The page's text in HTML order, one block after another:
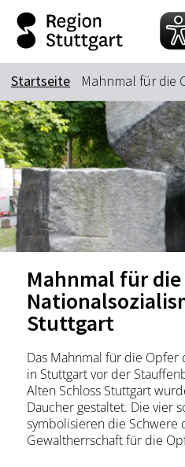
Suchbegriff
Das könnte Sie
Stadtführungen
Citytour
Erlebnisse
Wein
Kultur
Startseite Mahnmal für die
Mahnmal für
Stuttgart
Das Mahnmal für die Opfer
in Stuttgart vor der
Alten Schloss Stuttgart
Daucher gestaltet. Die vier
symbolisieren die Schwere
Gewaltherrschaft für die